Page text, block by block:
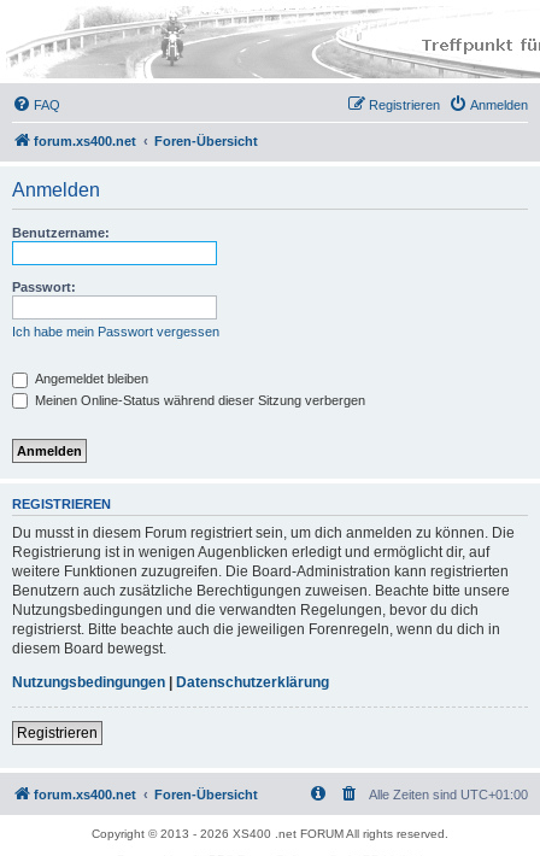
FAQ Anmelden
Registrieren
forum.xs400.net Foren-Übersicht
Anmelden
Benutzername:
Passwort:
Ich habe mein Passwort vergessen
Angemeldet bleiben
Meinen Online-Status während dieser Sitzung verbergen
REGISTRIEREN
Du musst in diesem Forum registriert sein, um dich anmelden zu können. Die
Registrierung ist in wenigen Augenblicken erledigt und ermöglicht dir, auf
weitere Funktionen zuzugreifen. Die Board-Administration kann registrierten
Benutzern auch zusätzliche Berechtigungen zuweisen. Beachte bitte unsere
Nutzungsbedingungen und die verwandten Regelungen, bevor du dich
registrierst. Bitte beachte auch die jeweiligen Forenregeln, wenn du dich in
diesem Board bewegst.
Nutzungsbedingungen | Datenschutzerklärung
Registrieren
forum.xs400.net Foren-Übersicht Alle Zeiten sind UTC+01:00
Copyright © 2013 - 2026 XS400 .net FORUM All rights reserved.